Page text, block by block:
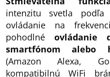
intenzitu svetla
ovládanie na
pohodlné ovládanie
smartfónom alebo
(Amazon Alexa,
kompatibilnú WiFi